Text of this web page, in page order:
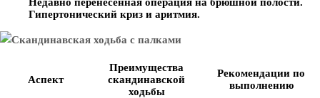
Гипертонический криз и аритмия.
Аспект
Преимущества
скандинавской
ходьбы
Рекомендации по
выполнению